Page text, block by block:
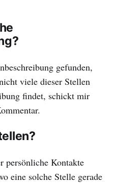
gefunden,
viele dieser Stellen
findet, schickt mir
persönliche Kontakte
eine solche Stelle gerade